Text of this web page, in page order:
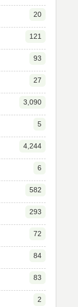
20
121
93
27
3,090
5
4,244
6
582
293
72
84
83
2